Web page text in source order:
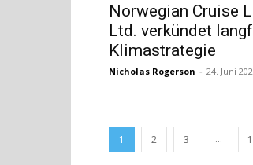
Norwegian Cruise
Ltd. verkündet
Klimastrategie
Nicholas Rogerson - 24. Juni
1 2 3 ...